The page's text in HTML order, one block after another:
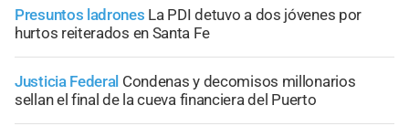
Presuntos ladrones La PDI detuvo a dos jóvenes por
hurtos reiterados en Santa Fe
Justicia Federal Condenas y decomisos millonarios
sellan el final de la cueva financiera del Puerto